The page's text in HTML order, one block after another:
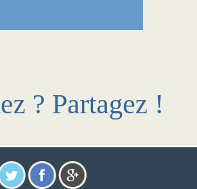
? Partagez !